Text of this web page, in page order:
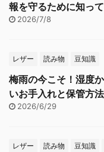
報を守るために知っ
2026/7/8
レザー 読み物 豆知識
梅雨の今こそ！湿度
いお手入れと保管方法
2026/6/29
レザー 読み物 豆知識